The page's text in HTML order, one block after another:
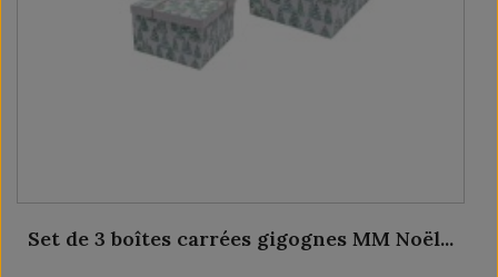
Set de 3 boîtes carrées gigognes MM Noël...